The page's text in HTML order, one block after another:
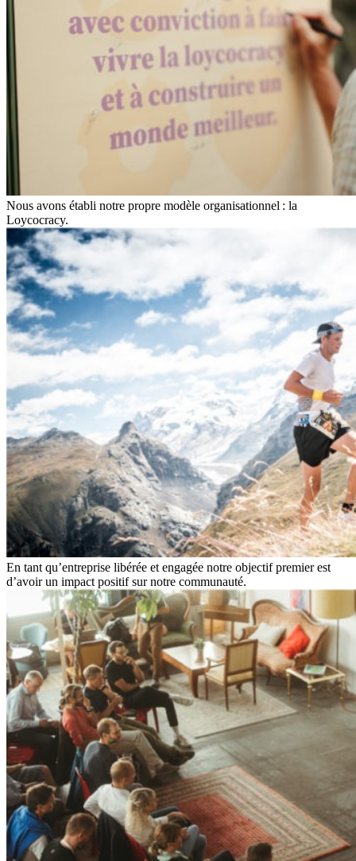
Nous avons établi notre propre modèle organisationnel : la
Loycocracy.
En tant qu’entreprise libérée et engagée notre objectif premier est
d’avoir un impact positif sur notre communauté.